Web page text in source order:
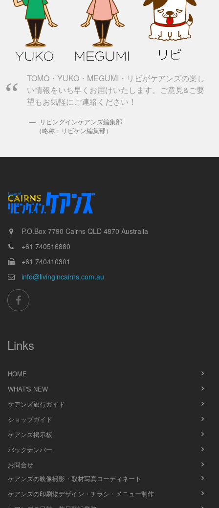
TOMO・YUKO・MEGUMI・リビがケアンズの楽し
い情報をいち早くお届けいたします。ご意見&ご要
望もお気軽にご連絡ください！
リビングインケアンズ編集部
（略称：リビケン編集部）
P.O.Box 7790 Cairns QLD 4870 Australia
+61 740516880
+61 740410301
info@livingincairns.com.au
Links
HOME
WHAT'S NEW
ケアンズ旅行ガイド
ショップガイド
ケアンズ掲示板
バックナンバー
お問合せ
ケアンズの映像撮影・取材写真コーディネート
ケアンズの印刷物デザイン・チラシ・メニュー制作